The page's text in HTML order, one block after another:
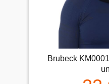
Brubeck